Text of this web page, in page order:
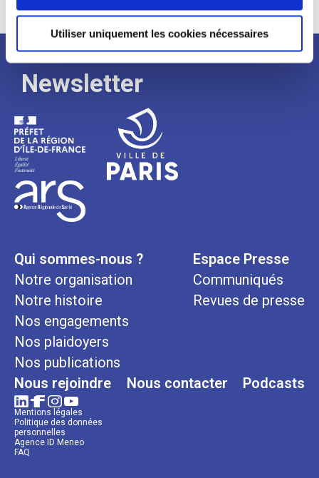
Utiliser uniquement les cookies nécessaires
Newsletter
Qui sommes-nous ?
Notre organisation
Notre histoire
Nos engagements
Nos plaidoyers
Nos publications
Espace Presse
Communiqués
Revues de presse
Nous rejoindre Nous contacter Podcasts
Mentions légales
Politique des données
personnelles
Agence ID Meneo
FAQ